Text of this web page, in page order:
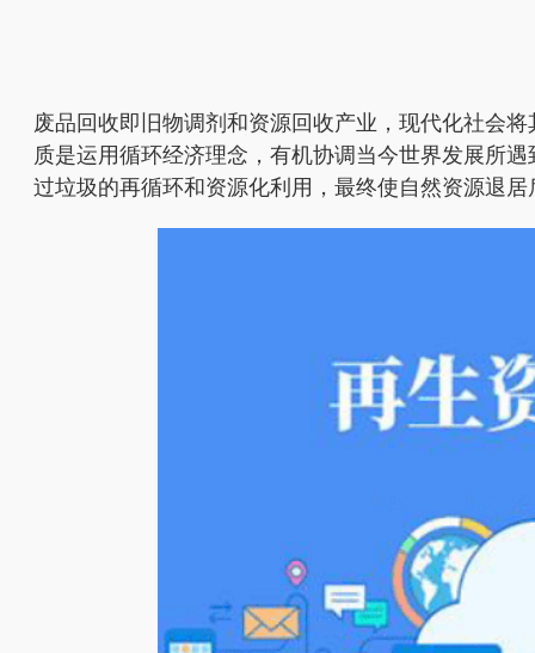
废品回收即旧物调剂和资源回收产业，现代化社会
质是运用循环经济理念，有机协调当今世界发展所
过垃圾的再循环和资源化利用，最终使自然资源退